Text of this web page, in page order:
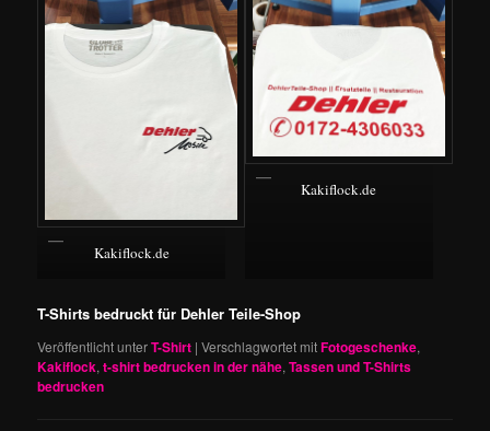
Kakiflock.de
Kakiflock.de
T-Shirts bedruckt für Dehler Teile-Shop
Veröffentlicht unterT-Shirt |Verschlagwortet mitFotogeschenke,
Kakiflock,t-shirt bedrucken in der nähe,Tassen und T-Shirts
bedrucken